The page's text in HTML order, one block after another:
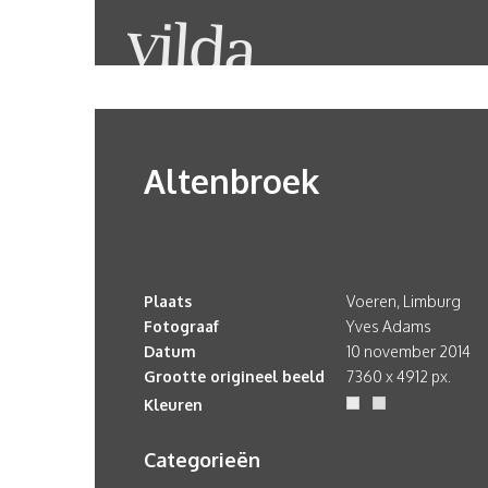
Altenbroek
Plaats
Voeren, Limburg
Fotograaf
Yves Adams
Datum
10 november 2014
Grootte origineel beeld
7360 x 4912 px.
Kleuren
Categorieën